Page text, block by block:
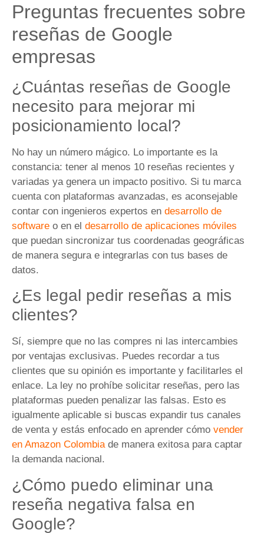
Preguntas frecuentes sobre
reseñas de Google
empresas
¿Cuántas reseñas de Google
necesito para mejorar mi
posicionamiento local?
No hay un número mágico. Lo importante es la
constancia: tener al menos 10 reseñas recientes y
variadas ya genera un impacto positivo. Si tu marca
cuenta con plataformas avanzadas, es aconsejable
contar con ingenieros expertos en desarrollo de
software o en el desarrollo de aplicaciones móviles
que puedan sincronizar tus coordenadas geográficas
de manera segura e integrarlas con tus bases de
datos.
¿Es legal pedir reseñas a mis
clientes?
Sí, siempre que no las compres ni las intercambies
por ventajas exclusivas. Puedes recordar a tus
clientes que su opinión es importante y facilitarles el
enlace. La ley no prohíbe solicitar reseñas, pero las
plataformas pueden penalizar las falsas. Esto es
igualmente aplicable si buscas expandir tus canales
de venta y estás enfocado en aprender cómo vender
en Amazon Colombiade manera exitosa para captar
la demanda nacional.
¿Cómo puedo eliminar una
reseña negativa falsa en
Google?